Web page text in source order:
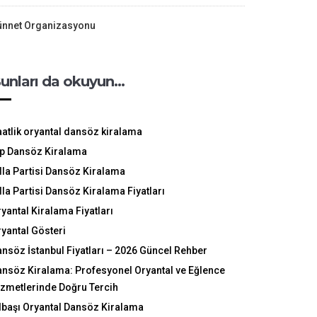
Organizasyonu
da okuyun…
oryantal dansöz kiralama
Dansöz Kiralama
Partisi Dansöz Kiralama
Partisi Dansöz Kiralama Fiyatları
Kiralama Fiyatları
Gösteri
İstanbul Fiyatları – 2026 Güncel Rehber
Kiralama: Profesyonel Oryantal ve Eğlence
Doğru Tercih
Oryantal Dansöz Kiralama